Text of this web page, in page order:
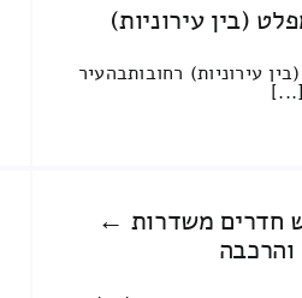
(בין עירוניות)
עירוניות) רחובותבהעיר
[...]
חדרים משדרות ←
והרכבה